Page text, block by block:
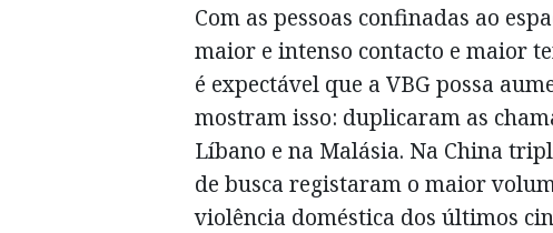
Com as pessoas confinadas ao
maior e intenso contacto e maior
é expectável que a VBG possa
mostram isso: duplicaram as
Líbano e na Malásia. Na China
de busca registaram o maior
violência doméstica dos últimos